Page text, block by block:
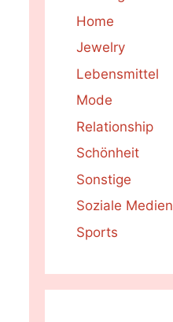
Home
Jewelry
Lebensmittel
Mode
Relationship
Schönheit
Sonstige
Soziale Medien
Sports